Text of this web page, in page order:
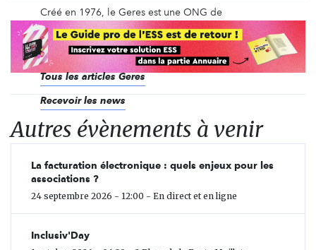
Créé en 1976, le Geres est une ONG de
développement internationale qui œuvre à
l’amélioration des conditions de vie et lutte contre
les changements climatiques et leurs impacts.
Tous les articles Geres
Recevoir les news
Autres évènements à venir
La facturation électronique : quels enjeux pour les
associations ?
24 septembre 2026 - 12:00 - En direct et en ligne
Inclusiv'Day